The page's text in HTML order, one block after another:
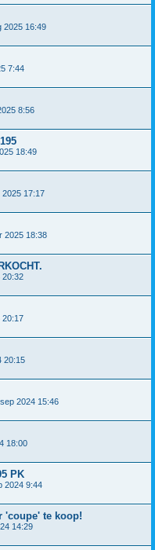
2025 16:49
7:44
8:56
18:49
2025 17:17
2025 18:38
20:32
20:17
20:15
2024 15:46
18:00
PK
2024 9:44
'coupe' te koop!
14:29